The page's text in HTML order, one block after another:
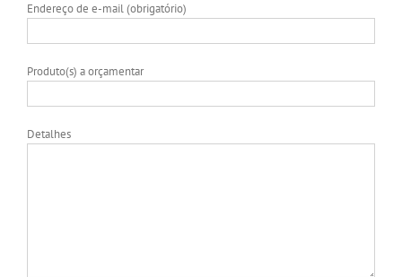
Endereço de e-mail (obrigatório)
Produto(s) a orçamentar
Detalhes